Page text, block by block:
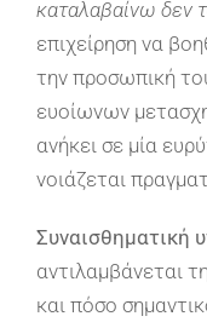
καταλαβαίνω δεν
επιχείρηση να
την προσωπική
ευοίωνων
ανήκει σε μία
νοιάζεται
Συναισθηματική
αντιλαμβάνεται
και πόσο